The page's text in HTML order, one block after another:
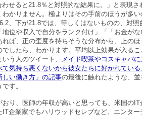
わせると21.8％と対照的な結果に。」と表現
わかりません。極よりはその手前のほうが多
、下が21.8では、等しくはないものの、対照
位や収入で自分をランク付け」「「お金が
ば、正の歪度を持ちそうな分布から、上の
でしたら、わかります。平均以上効果が入る
う人のツイート、
メイド喫茶やコスキャバ
て気持ち悪くないから彼女たちに好かれている
しい働き方」の記事の最後に触れたような、
す。
おり、医師の年収が高いと思っても、米国の
IT企業家でもハリウッドセレブなど、エンタ